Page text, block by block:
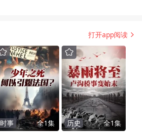
打开app阅读
时事 全1集 历史 全1集